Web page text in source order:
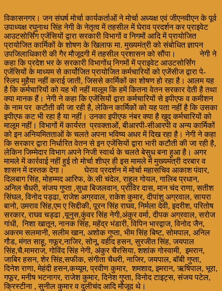
विकासनगर। जन संघर्ष मोर्चा कार्यकर्ताओं ने मोर्चा अध्यक्ष एवं जीएनवीएन के पूर्व
उपाध्यक्ष रघुनाथ सिंह नेगी के नेतृत्व में तहसील में घेराव प्रदर्शन कर प्राइवेट
आउटसोर्सिंग एजेंसियों द्वारा सरकारी विभागों व निगमों आदि में प्रायोजित
प्रायोजित कार्मिकों के शोषण के खिलाफ मा. मुख्यमंत्री को संबोधित ज्ञापन
उपजिलाधिकारी की गैर मौजूदगी में तहसील प्रशासन को सौंपा। नेगी ने
कहा कि प्रदेश भर के सरकारी विभागोंध् निगमों में प्राइवेट आउटसोर्सिंग
एजेंसियों के माध्यम से कार्योजित प्रायोजित कर्मचारियों को एजेंसीज द्वारा पे-
स्लिप मुहैया नहीं कराई जाती, जिससे कार्मिकों का शोषण हो रहा है। आलम यह
है कि कर्मचारियों को यह भी नहीं मालूम कि हमें कितना वेतन सरकार देती है तथा
क्या मानक हैं। नेगी ने कहा कि एजेंसियों द्वारा कर्मचारियों से इपीएफ व कमीशन
के नाम पर कटौती की जा रही है, लेकिन कार्मिकों को यह पता नहीं है कि उसका
इपीएफ कट भी रहा है या नहीं। उनका इपीएफ नंबर क्या है खुद कर्मचारियों को
मालूम नहीं। विभागों में कार्यरत प्रवक्ताओं, बीआरपी-सीआरपी व अन्य कार्मिकों
को इन अनियमितताओं के चलते अपना भविष्य अधर में दिख रहा है। नेगी ने कहा
कि सरकार द्वारा निर्धारित वेतन से इन एजेंसियों द्वारा भारी कटौती की जा रही है,
लेकिन जिम्मेदार विभाग अपने निजी स्वार्थ के चलते बेसुध बना हुआ है। अगर
मामले में कार्रवाई नहीं हुई तो मोर्चा शीघ्र ही इस मामले में मुख्यमंत्री दरबार व
शासन में दस्तक देगा। घेराव प्रदर्शन में मोर्चा महासचिव आकाश पंवार,
दिलबाग सिंह, मोहम्मद आरिफ, के.सी चंदेल, राहुल गोयल, गालिब प्रधान,
अनिल चैधरी, संजय गुप्ता ,सुधा बिजलवान, प्रोविर दास, मान चंद राणा, सतीश
सिंघल, विनोद पड्ढा, राजेश अग्रवाल, राकेश कुमार, दीपांशु अग्रवाल, सायरा
बानो, उमराव सिंह,एम ए सिद्दीकी, पूरन सिंह राघव, निर्मला देवी, इदरीश, परितोष
सरकार, राघव चड्ढा ,यूनुस,कुंवर सिंह नेगी,अंकुर वर्मा, दीपक अग्रवाल, सरोज
गांधी, निशा खातून, नानक सिंह, महेंद्र भंडारी, विपिन भारद्वाज, विनोद जैन,
अकरम सलमानी, सलीम खान, अशोक गुप्ता, भीम सिंह बिष्ट, सोमपाल, अनिल
गौड, मंगत साहू, गफूर,नाजिर, सोनू, वहीद हसन, सुरजीत सिंह, जयपाल
सिंह,चै.मामराज, गोविंद सिंह नेगी, अंकुर चैरसिया, शशांक गोस्वामी, इमरान,
जाबिर हसन, शेर सिंह,सफीक, संगीता चैधरी, नाजिर, जयपाल, बॉबी गुप्ता,
दिनेश राणा, मेहंदी हसन,कय्यूम, प्रवीण कुमार, शमशाद, इमरान, ऋषिपाल, भूरा,
गफूर, मनीष भटनागर, राजेश कुमार, दिनेश गुप्ता, विनोद टाइट्स, संजय पटेल,
क्रिस्टीना , सुनील कुमार व दुलीचंद आदि मौजूद थे।